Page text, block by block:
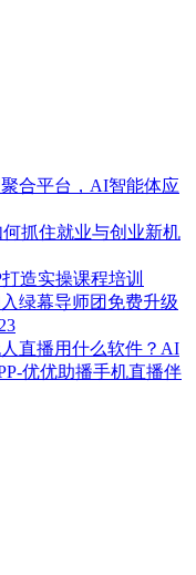
合平台，AI智能体应
抓住就业与创业新机
造实操课程培训
绿幕导师团免费升级
直播用什么软件？AI
优优助播手机直播伴